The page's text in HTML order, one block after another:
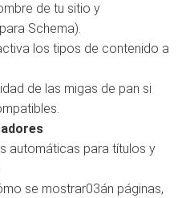
de tu sitio y
Schema).
los tipos de contenido a
de las migas de pan si
automáticas para títulos y
se mostrar03án páginas,